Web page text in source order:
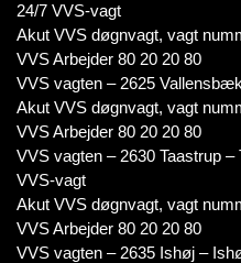
24/7 VVS-vagt
Akut VVS døgnvagt, vagt
VVS Arbejder 80 20 20 80
VVS vagten – 2625
Akut VVS døgnvagt, vagt
VVS Arbejder 80 20 20 80
VVS vagten – 2630 Taastrup
VVS-vagt
Akut VVS døgnvagt, vagt
VVS Arbejder 80 20 20 80
VVS vagten – 2635 Ishøj –